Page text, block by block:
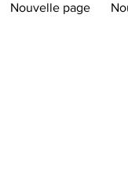
Nouvelle page